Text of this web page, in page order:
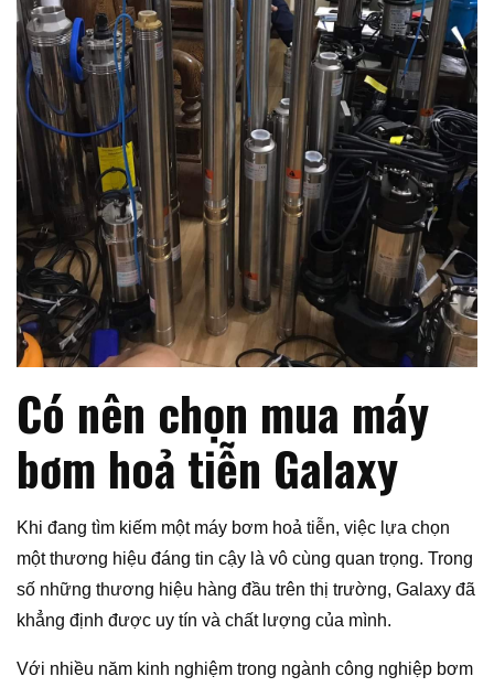
Có nên chọn mua máy
bơm hoả tiễn Galaxy
Khi đang tìm kiếm một máy bơm hoả tiễn, việc lựa chọn
một thương hiệu đáng tin cậy là vô cùng quan trọng. Trong
số những thương hiệu hàng đầu trên thị trường, Galaxy đã
khẳng định được uy tín và chất lượng của mình.
Với nhiều năm kinh nghiệm trong ngành công nghiệp bơm